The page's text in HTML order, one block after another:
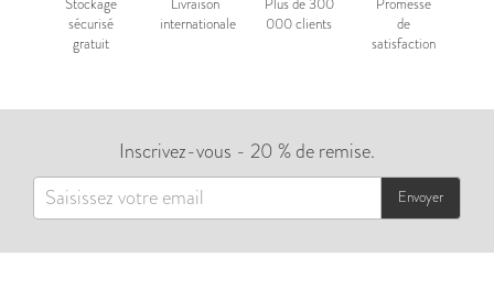
sécurisé
gratuit
internationale
000 clients
de
satisfaction
Inscrivez-vous - 20 % de remise.
Envoyer